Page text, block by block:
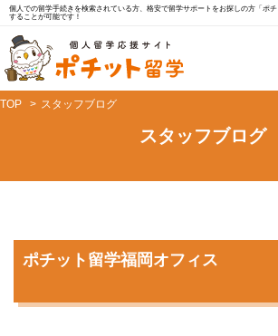
個人での留学手続きを検索されている方、格安で留学サポートをお探しの方「ポ
することが可能です！
TOP スタッフブログ
スタッフブログ
ポチット留学福岡オフィス